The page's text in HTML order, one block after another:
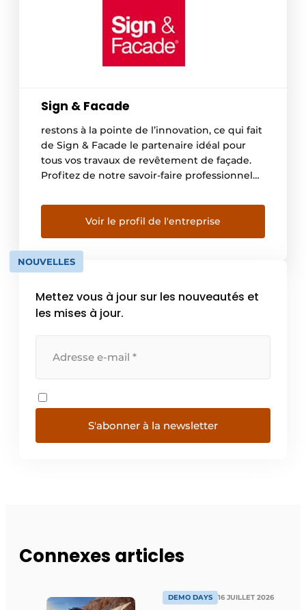
Sign & Facade
restons à la pointe de l’innovation, ce qui fait
de Sign & Facade le partenaire idéal pour
tous vos travaux de revêtement de façade.
Profitez de notre savoir-faire professionnel
proximité. En tant que leader du marché au
Benelux, nous sommes le partenaire
privilégié de bon nombre d’architectes,
d’entrepreneurs et de […]
Voir le profil de l'entreprise
NOUVELLES
Mettez vous à jour sur les nouveautés et
les mises à jour.
S'abonner à la newsletter
Connexes articles
DEMO DAYS 16 JUILLET 2026